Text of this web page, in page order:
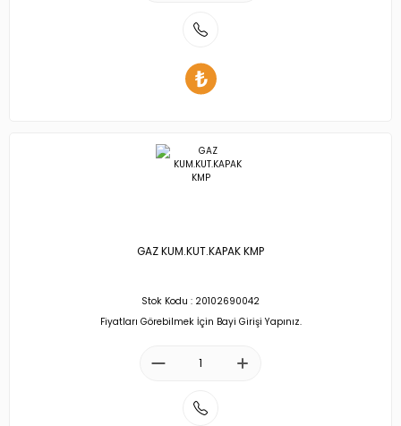
GAZ KUM.KUT.KAPAK KMP
Stok Kodu : 20102690042
Fiyatları Görebilmek İçin Bayi Girişi Yapınız.